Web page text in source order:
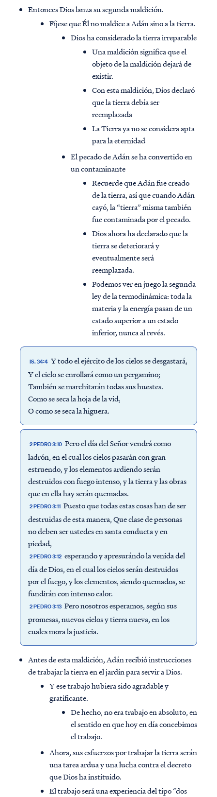
Entonces Dios lanza su segunda maldición.
Fíjese que Él no maldice a Adán sino a la tierra.
Dios ha considerado la tierra irreparable
Una maldición significa que el
objeto de la maldición dejará de
existir.
Con esta maldición, Dios declaró
que la tierra debía ser
reemplazada
La Tierra ya no se considera apta
para la eternidad
El pecado de Adán se ha convertido en
un contaminante
Recuerde que Adán fue creado
de la tierra, así que cuando Adán
cayó, la “tierra” misma también
fue contaminada por el pecado.
Dios ahora ha declarado que la
tierra se deteriorará y
eventualmente será
reemplazada.
Podemos ver en juego la segunda
ley de la termodinámica: toda la
materia y la energía pasan de un
estado superior a un estado
inferior, nunca al revés.
IS. 34:4 Y todo el ejército de los cielos se desgastará,
Y el cielo se enrollará como un pergamino;
También se marchitarán todas sus huestes.
Como se seca la hoja de la vid,
O como se seca la higuera.
2 PEDRO 3:10 Pero el día del Señor vendrá como
ladrón, en el cual los cielos pasarán con gran
estruendo, y los elementos ardiendo serán
destruidos con fuego intenso, y la tierra y las obras
que en ella hay serán quemadas.
2 PEDRO 3:11 Puesto que todas estas cosas han de ser
destruidas de esta manera, Que clase de personas
no deben ser ustedes en santa conducta y en
piedad,
2 PEDRO 3:12 esperando y apresurándo la venida del
día de Dios, en el cual los cielos serán destruidos
por el fuego, y los elementos, siendo quemados, se
fundirán con intenso calor.
2 PEDRO 3:13 Pero nosotros esperamos, según sus
promesas, nuevos cielos y tierra nueva, en los
cuales mora la justicia.
Antes de esta maldición, Adán recibió instrucciones
de trabajar la tierra en el jardín para servir a Dios.
Y ese trabajo hubiera sido agradable y
gratificante.
De hecho, no era trabajo en absoluto, en
el sentido en que hoy en día concebimos
el trabajo.
Ahora, sus esfuerzos por trabajar la tierra serán
una tarea ardua y una lucha contra el decreto
que Dios ha instituido.
El trabajo será una experiencia del tipo “dos